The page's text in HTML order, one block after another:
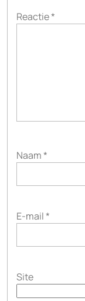
Reactie*
Naam*
E-mail*
Site